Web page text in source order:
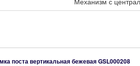
поста вертикальная бежеваяGSL000208